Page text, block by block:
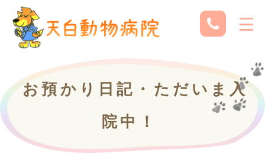
お預かり日記・ただいま入
院中！